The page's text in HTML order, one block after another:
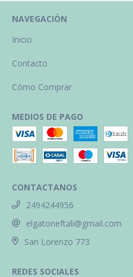
NAVEGACIÓN
Inicio
Contacto
Cómo Comprar
MEDIOS DE PAGO
CONTACTANOS
2494244956
elgatoneftali@gmail.com
San Lorenzo 773
REDES SOCIALES